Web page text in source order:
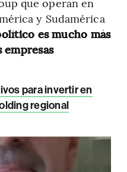
y Sudamérica
es mucho más
para invertir en
regional